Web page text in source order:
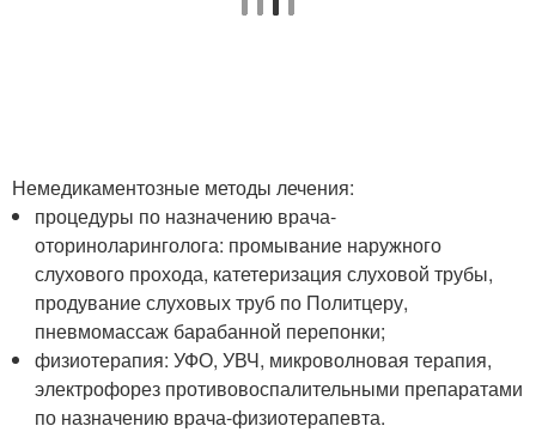
Немедикаментозные методы лечения:
процедуры по назначению врача-
оториноларинголога: промывание наружного
слухового прохода, катетеризация слуховой трубы,
продувание слуховых труб по Политцеру,
пневмомассаж барабанной перепонки;
физиотерапия: УФО, УВЧ, микроволновая терапия,
электрофорез противовоспалительными препаратами
по назначению врача-физиотерапевта.